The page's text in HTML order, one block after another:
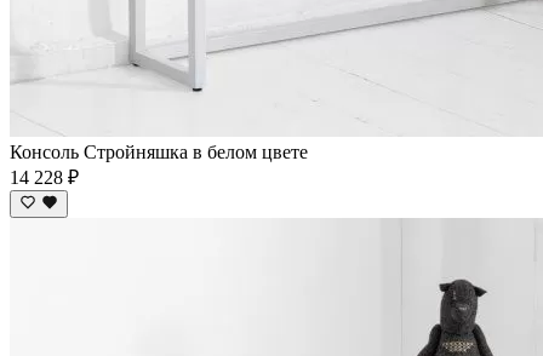
Консоль Стройняшка в белом цвете
14 228 ₽